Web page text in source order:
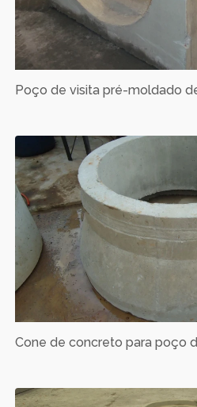
Poço de visita pré-moldado
Cone de concreto para poço